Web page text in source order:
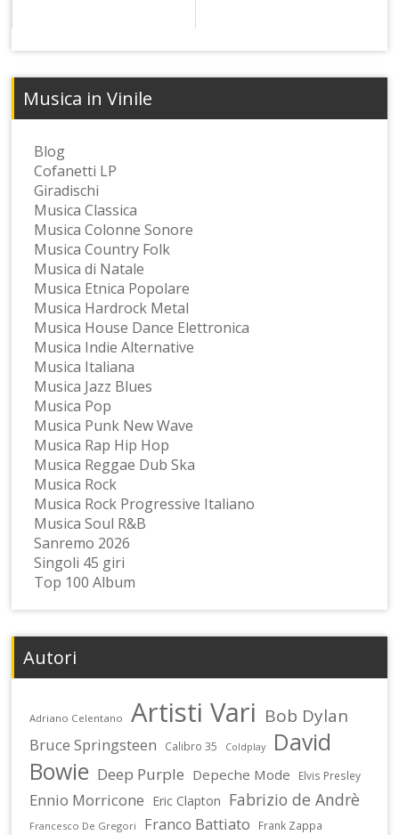
Musica in Vinile
Blog
Cofanetti LP
Giradischi
Musica Classica
Musica Colonne Sonore
Musica Country Folk
Musica di Natale
Musica Etnica Popolare
Musica Hardrock Metal
Musica House Dance Elettronica
Musica Indie Alternative
Musica Italiana
Musica Jazz Blues
Musica Pop
Musica Punk New Wave
Musica Rap Hip Hop
Musica Reggae Dub Ska
Musica Rock
Musica Rock Progressive Italiano
Musica Soul R&B
Sanremo 2026
Singoli 45 giri
Top 100 Album
Autori
Adriano Celentano Artisti Vari Bob Dylan
Bruce Springsteen Calibro 35 Coldplay
David
Bowie Deep Purple Depeche Mode Elvis Presley
Ennio Morricone Eric Clapton Fabrizio de Andrè
Francesco De Gregori Franco Battiato Frank Zappa